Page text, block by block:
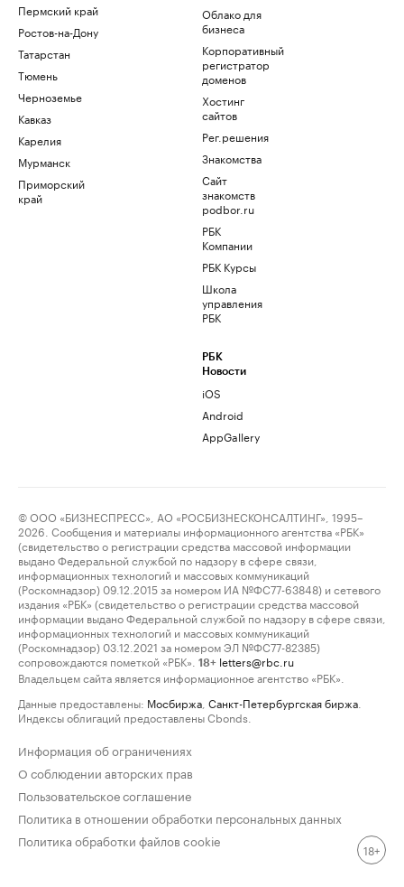
Пермский край
Ростов-на-Дону
Татарстан
Тюмень
Черноземье
Кавказ
Карелия
Мурманск
Приморский
край
Облако для
бизнеса
Корпоративный
регистратор
доменов
Хостинг
сайтов
Рег.решения
Знакомства
Сайт
знакомств
podbor.ru
РБК
Компании
РБК Курсы
Школа
управления
РБК
РБК
Новости
iOS
Android
AppGallery
© ООО «БИЗНЕСПРЕСС», АО «РОСБИЗНЕСКОНСАЛТИНГ», 1995–
2026. Сообщения и материалы информационного агентства «РБК»
(свидетельство о регистрации средства массовой информации
выдано Федеральной службой по надзору в сфере связи,
информационных технологий и массовых коммуникаций
(Роскомнадзор) 09.12.2015 за номером ИА №ФС77-63848) и сетевого
издания «РБК» (свидетельство о регистрации средства массовой
информации выдано Федеральной службой по надзору в сфере связи,
информационных технологий и массовых коммуникаций
(Роскомнадзор) 03.12.2021 за номером ЭЛ №ФС77-82385)
сопровождаются пометкой «РБК».
18+ letters@rbc.ru
Владельцем сайта является информационное агентство «РБК».
Данные предоставлены: Мосбиржа Санкт-Петербургская биржа
Индексы облигаций предоставлены Cbonds.
Информация об ограничениях
О соблюдении авторских прав
Пользовательское соглашение
Политика в отношении обработки персональных данных
Политика обработки файлов cookie
18+